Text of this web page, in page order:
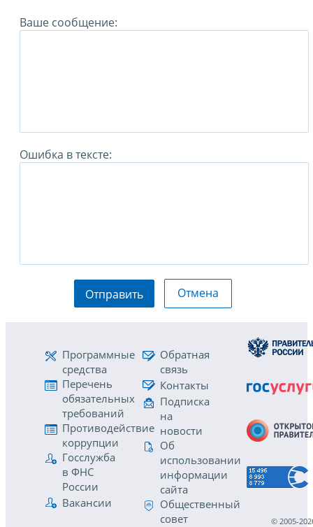
Ваше сообщение:
Ошибка в тексте:
Отправить Отмена
Программные
средства
Перечень
обязательных
требований
Противодействие
коррупции
Госслужба
в ФНС
России
Вакансии
Обратная
связь
Контакты
Подписка
на
новости
Об
использовании
информации
сайта
Общественный
совет
© 2005-